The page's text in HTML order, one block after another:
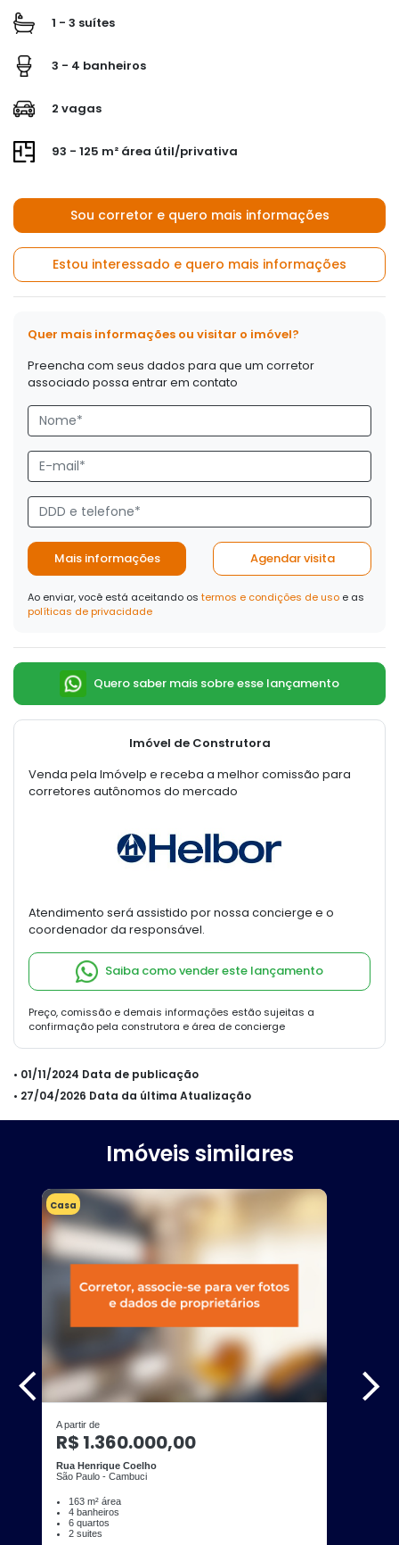
1 - 3 suítes
3 - 4 banheiros
2 vagas
93 - 125 m² área útil/privativa
Sou corretor e quero mais informações
Estou interessado e quero mais informações
Quer mais informações ou visitar o imóvel?
Preencha com seus dados para que um corretor
associado possa entrar em contato
Mais informações Agendar visita
Ao enviar, você está aceitando os termos e condições de uso e as
políticas de privacidade
Quero saber mais sobre esse lançamento
Imóvel de Construtora
Venda pela Imóvelp e receba a melhor comissão para
corretores autônomos do mercado
Atendimento será assistido por nossa concierge e o
coordenador da responsável.
Saiba como vender este lançamento
Preço, comissão e demais informações estão sujeitas a
confirmação pela construtora e área de concierge
• 01/11/2024 Data de publicação
• 27/04/2026 Data da última Atualização
Imóveis similares
Casa
A partir de
R$ 1.360.000,00
Rua Henrique Coelho
São Paulo - Cambuci
163 m² área
4 banheiros
6 quartos
2 suites